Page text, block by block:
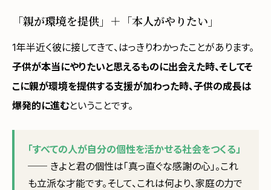
「親が環境を提供」＋「本人がやりたい」
1年半近く彼に接してきて、はっきりわかったことがあります。
子供が本当にやりたいと思えるものに出会えた時、そしてそ
こに親が環境を提供する支援が加わった時、子供の成長は
爆発的に進むということです。
「すべての人が自分の個性を活かせる社会をつくる」
── きよと君の個性は「真っ直ぐな感謝の心」。これ
も立派な才能です。そして、これは何より、家庭の力で